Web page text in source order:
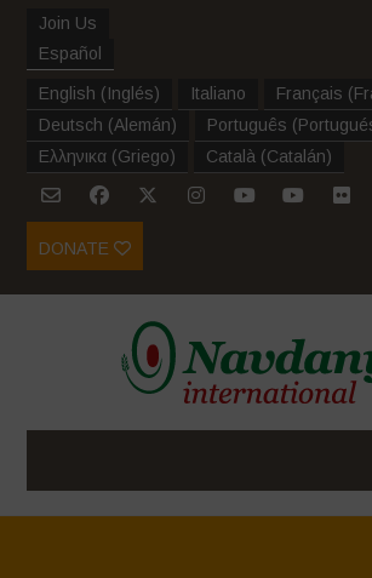
Join Us
Español
English (Inglés) Italiano Français (
Deutsch (Alemán) Português (
Ελληνικα (Griego) Català (Catalán)
DONATE